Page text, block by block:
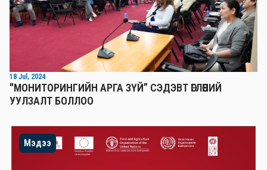
18 Jul, 2024
"МОНИТОРИНГИЙН АРГА ЗҮЙ” СЭДЭВТ ӨГЛӨӨНИЙ
УУЛЗАЛТ БОЛЛОО
Мэдээ